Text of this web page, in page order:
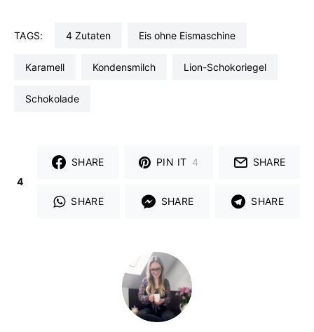
TAGS: 4 Zutaten Eis ohne Eismaschine
Karamell Kondensmilch Lion-Schokoriegel
Schokolade
4
SHARE PIN IT 4 SHARE
SHARE SHARE SHARE